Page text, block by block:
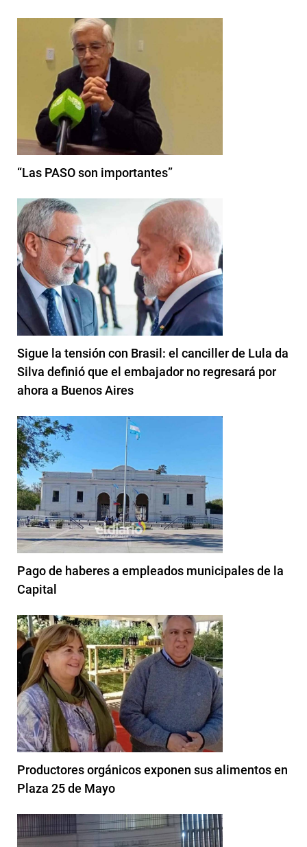
“Las PASO son importantes”
Sigue la tensión con Brasil: el canciller de Lula da
Silva definió que el embajador no regresará por
ahora a Buenos Aires
Pago de haberes a empleados municipales de la
Capital
Productores orgánicos exponen sus alimentos en
Plaza 25 de Mayo